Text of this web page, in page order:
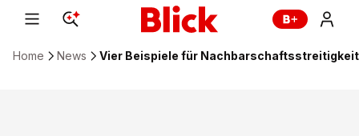
Home News Vier Beispiele für